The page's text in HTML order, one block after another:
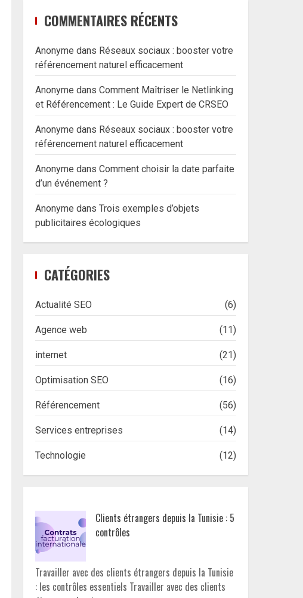
COMMENTAIRES RÉCENTS
Anonyme dans Réseaux sociaux : booster votre
référencement naturel efficacement
Anonyme dansComment Maîtriser le Netlinking
et Référencement : Le Guide Expert de CRSEO
Anonyme dans Réseaux sociaux : booster votre
référencement naturel efficacement
Anonyme dansComment choisir la date parfaite
d’un événement ?
Anonyme dansTrois exemples d’objets
publicitaires écologiques
CATÉGORIES
Actualité SEO (6)
Agence web (11)
internet (21)
Optimisation SEO (16)
Référencement (56)
Services entreprises (14)
Technologie (12)
Clients étrangers depuis la Tunisie : 5
contrôles
Travailler avec des clients étrangers depuis la Tunisie
: les contrôles essentiels Travailler avec des clients